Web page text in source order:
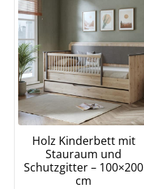
Holz Kinderbett mit
Stauraum und
Schutzgitter – 100×200
cm